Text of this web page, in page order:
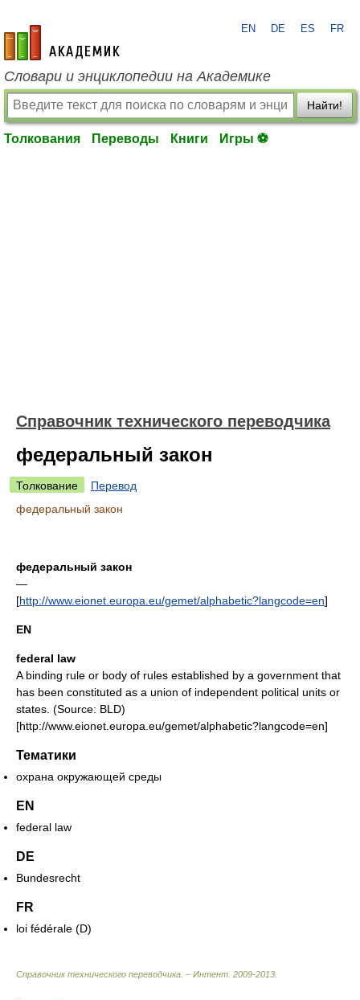
academic.ru
EN DE ES FR
Словари и энциклопедии на Академике
Найти!
Толкования Переводы Книги Игры ⚽
Справочник технического переводчика
федеральный закон
Толкование
Перевод
федеральный закон
федеральный закон
—
[http://www.eionet.europa.eu/gemet/alphabetic?langcode=en]
EN
federal law
A binding rule or body of rules established by a government that
has been constituted as a union of independent political units or
states. (Source: BLD)
[http://www.eionet.europa.eu/gemet/alphabetic?langcode=en]
Тематики
охрана окружающей среды
EN
federal law
DE
Bundesrecht
FR
loi fédérale (D)
Справочник технического переводчика. – Интент 2009-2013